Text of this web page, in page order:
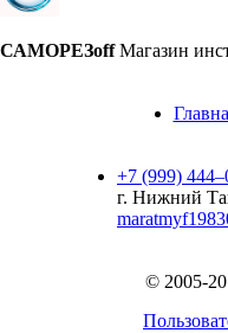
САМОРЕЗoff Магазин
+7 (999)
г. Нижний
© 2005-